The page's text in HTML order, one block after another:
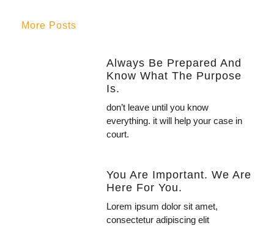
More Posts
Always Be Prepared And
Know What The Purpose
Is.
don’t leave until you know
everything. it will help your case in
court.
You Are Important. We Are
Here For You.
Lorem ipsum dolor sit amet,
consectetur adipiscing elit